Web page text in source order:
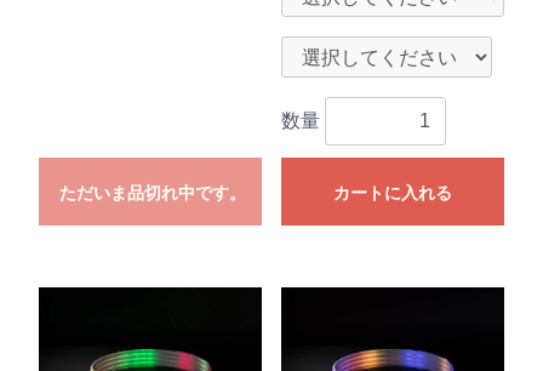
ただいま品切れ中です。
数量
カートに入れる